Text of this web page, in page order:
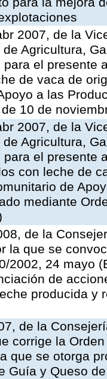
2007, de la
Agricultura,
el presente
de vaca de
a las
10 de
2007, de la
Agricultura,
el presente
con leche de
de
mediante
de la
la que se
2002, 24 mayo
de
producida y
de la
corrige la
que se otorga
Guía y Queso